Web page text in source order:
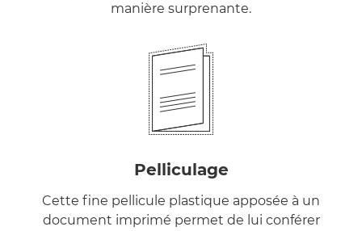
manière surprenante.
Pelliculage
Cette fine pellicule plastique apposée à un
document imprimé permet de lui conférer